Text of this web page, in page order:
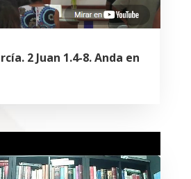
2 Juan 1.4-8. Anda en